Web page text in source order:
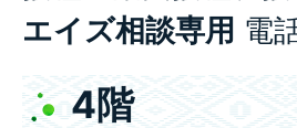
エイズ相談専用 電
4階